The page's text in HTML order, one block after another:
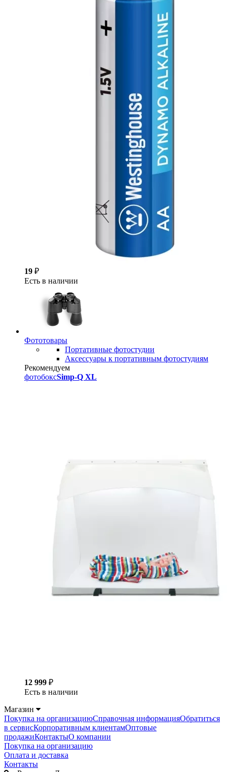
19 ₽
Есть в наличии
Фототовары
Портативные фотостудии
Аксессуары к портативным фотостудиям
Рекомендуем
фотобоксSimp-Q XL
12 999 ₽
Есть в наличии
Магазин
Покупка на организациюСправочная информацияОбратиться
в сервисКорпоративным клиентамОптовые
продажиКонтактыО компании
Покупка на организацию
Оплата и доставка
Контакты